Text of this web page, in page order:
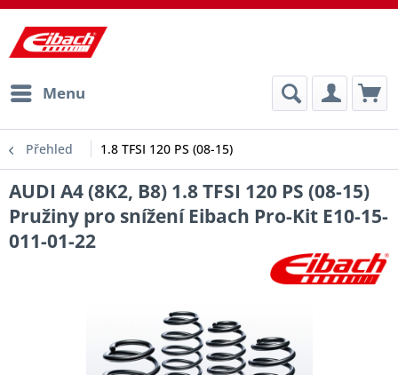
Menu
Přehled 1.8 TFSI 120 PS (08-15)
AUDI A4 (8K2, B8) 1.8 TFSI 120 PS (08-15)
Pružiny pro snížení Eibach Pro-Kit E10-15-
011-01-22